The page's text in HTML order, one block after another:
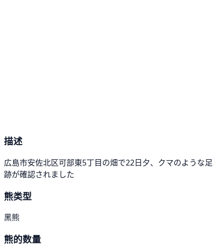
描述
広島市安佐北区可部東5丁目の畑で22日夕、クマのような足
跡が確認されました
熊类型
黑熊
熊的数量